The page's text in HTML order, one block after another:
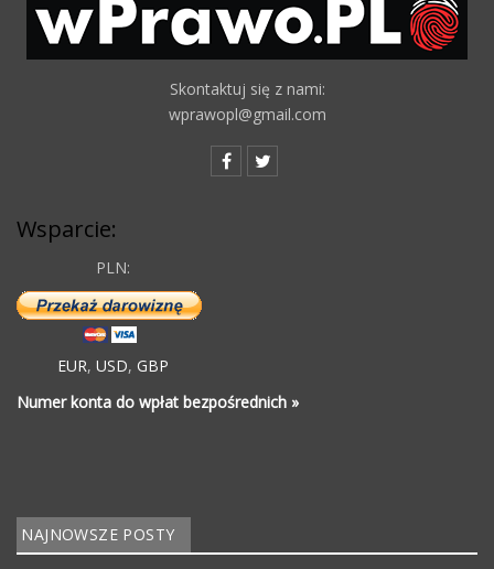
Skontaktuj się z nami:
wprawopl@gmail.com
Wsparcie:
PLN:
EUR, USD, GBP
Numer konta do wpłat bezpośrednich »
NAJNOWSZE POSTY